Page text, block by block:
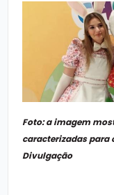
Foto: a imagem
caracterizadas para
Divulgação